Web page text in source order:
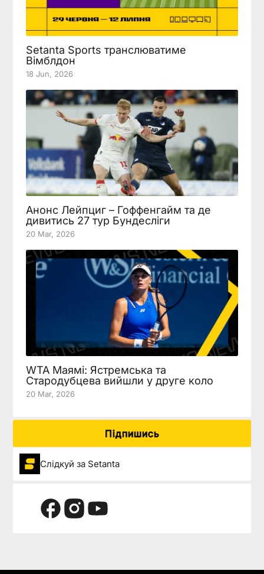
Setanta Sports транслюватиме
Вімблдон
18 Jun, 2026
Анонс Лейпциг – Гоффенгайм та де
дивитись 27 тур Бундесліги
20 Mar, 2026
WTA Маямі: Ястремська та
Стародубцева вийшли у друге коло
20 Mar, 2026
Підпишись
Слідкуй за Setanta